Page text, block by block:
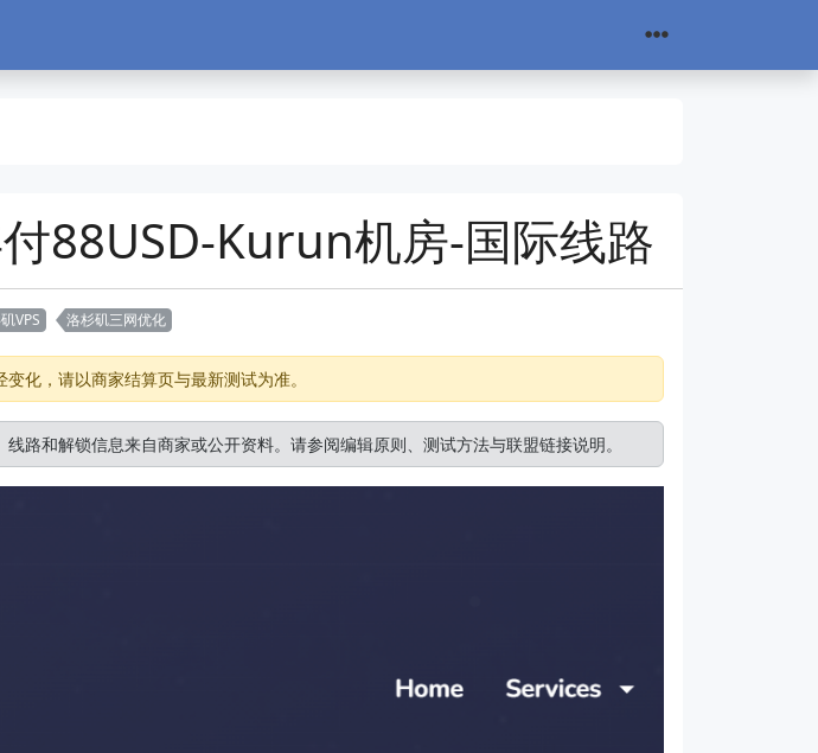
88USD-Kurun机房-国际线路
VPS 洛杉矶三网优化
化，请以商家结算页与最新测试为准。
路和解锁信息来自商家或公开资料。请参阅编辑原则、 测试方法与联盟链接说明。